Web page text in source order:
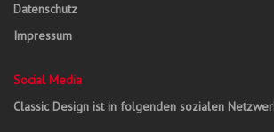
Datenschutz
Impressum
Social Media
Classic Design ist in folgenden sozialen